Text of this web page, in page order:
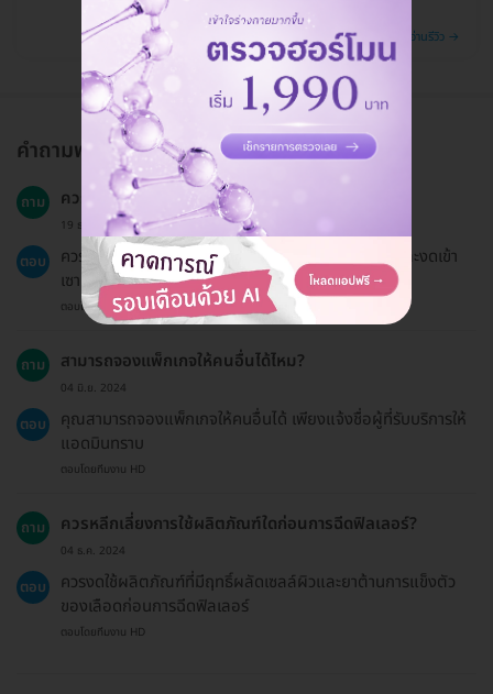
อ่านรีวิว →
คำถามพบบ่อย
ถาม ควรหลีกเลี่ยงอะไรหลังการฉีดฟิลเลอร์?
19 ธ.ค. 2024
ตอบ
ควรหลีกเลี่ยงการสัมผัสหรือกดนวดจุดที่ฉีดฟิลเลอร์ และงดเข้า
เซาน่า หรือให้ผิวสัมผัสความร้อนโดยตรง
ตอบโดยทีมงาน HD
ถาม สามารถจองแพ็กเกจให้คนอื่นได้ไหม?
04 มิ.ย. 2024
ตอบ
คุณสามารถจองแพ็กเกจให้คนอื่นได้ เพียงแจ้งชื่อผู้ที่รับบริการให้
แอดมินทราบ
ตอบโดยทีมงาน HD
ถาม ควรหลีกเลี่ยงการใช้ผลิตภัณฑ์ใดก่อนการฉีดฟิลเลอร์?
04 ธ.ค. 2024
ตอบ
ควรงดใช้ผลิตภัณฑ์ที่มีฤทธิ์ผลัดเซลล์ผิวและยาต้านการแข็งตัว
ของเลือดก่อนการฉีดฟิลเลอร์
ตอบโดยทีมงาน HD